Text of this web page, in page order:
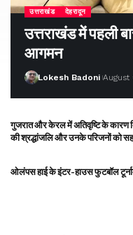
उत्तराखंड देहरादून
उत्तराखंड में पहली
आगमन
Lokesh Badoni August
गुजरात और केरल में अतिवृष्टि के कारण
की श्रद्धांजलि और उनके परिजनों को
ओलंपस हाई के इंटर-हाउस फुटबॉल